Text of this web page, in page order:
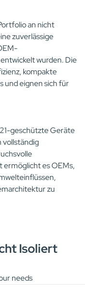
an nicht
zuverlässige
wurden. Die
kompakte
und eignen sich für
geschützte Geräte
vollständig
ermöglicht es OEMs,
zu
Isoliert
needs